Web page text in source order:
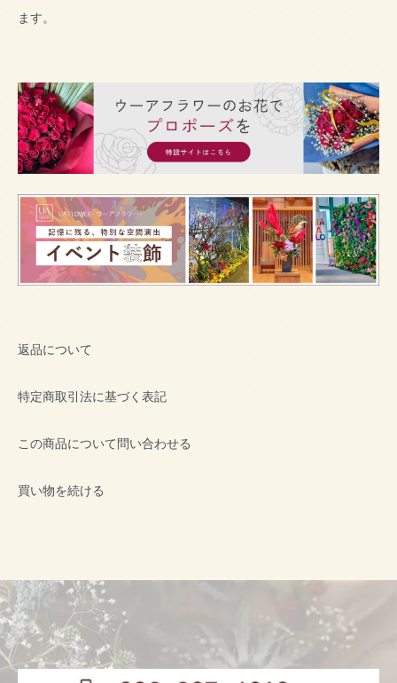
ます。
返品について
特定商取引法に基づく表記
この商品について問い合わせる
買い物を続ける